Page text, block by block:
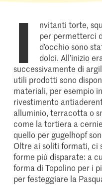
I
nvitanti torte,
per permetterci
d’occhio sono
dolci. All’inizio
successivamente di
utili prodotti sono
materiali, per esempio
rivestimento
alluminio, terracotta o
come la tortiera a
quello per gugelhopf
Oltre ai soliti formati, ci
forme più disparate: a
forma di Topolino per i
per festeggiare la